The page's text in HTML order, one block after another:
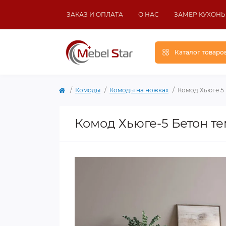
ЗАКАЗ И ОПЛАТА О НАС ЗАМЕР КУХОНЬ
Каталог
Комоды Комоды на ножках Комод Хьюге
Комод Хьюге-5 Бетон